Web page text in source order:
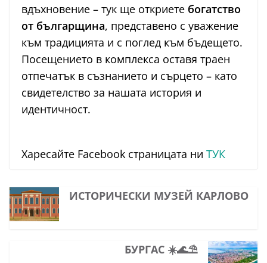
вдъхновение – тук ще откриете богатство
от българщина, представено с уважение
към традицията и с поглед към бъдещето.
Посещението в комплекса оставя траен
отпечатък в съзнанието и сърцето – като
свидетелство за нашата история и
идентичност.
Харесайте Facebook страницата ни ТУК
ИСТОРИЧЕСКИ МУЗЕЙ КАРЛОВО
БУРГАС ☀️🌊⛱